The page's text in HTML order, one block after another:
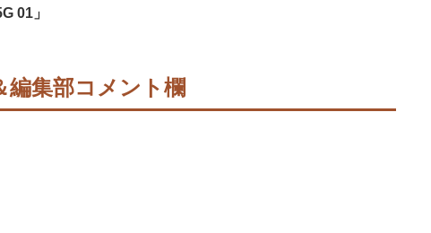
01」
編集部コメント欄